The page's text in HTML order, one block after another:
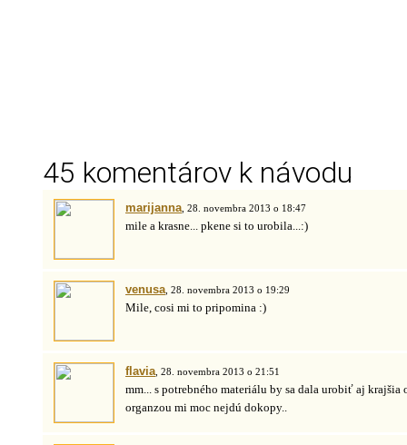
45 komentárov k návodu
marijanna , 28. novembra 2013 o 18:47
mile a krasne... pkene si to urobila...:)
venusa , 28. novembra 2013 o 19:29
Mile, cosi mi to pripomina :)
flavia , 28. novembra 2013 o 21:51
mm... s potrebného materiálu by sa dala urobiť aj krajšia
organzou mi moc nejdú dokopy..